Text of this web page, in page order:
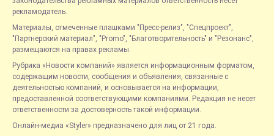
рекламодатель.
Материалы, отмеченные плашками "Пресс-релиз", "Спецпроект",
"Партнерский материал", "Promo", "Благотворительность" и "Резонанс",
размещаются на правах рекламы.
Рубрика «Новости компаний» является информационным форматом,
содержащим новости, сообщения и объявления, связанные с
деятельностью компаний, и основывается на информации,
предоставленной соответствующими компаниями. Редакция не несет
ответственности за достоверность такой информации.
Онлайн-медиа «Styler» предназначено для лиц от 21 года.